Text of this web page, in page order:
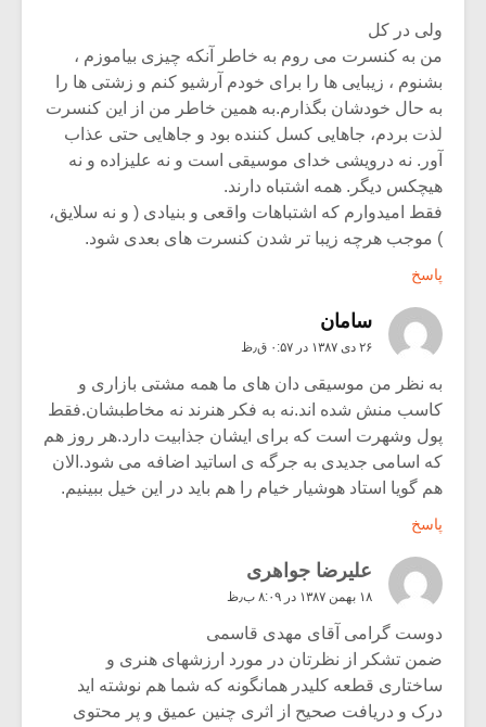
ولی در کل
من به کنسرت می روم به خاطر آنکه چیزی بیاموزم ،
بشنوم ، زیبایی ها را برای خودم آرشیو کنم و زشتی ها را
به حال خودشان بگذارم.به همین خاطر من از این کنسرت
لذت بردم، جاهایی کسل کننده بود و جاهایی حتی عذاب
آور. نه درویشی خدای موسیقی است و نه علیزاده و نه
هیچکس دیگر. همه اشتباه دارند.
فقط امیدوارم که اشتباهات واقعی و بنیادی ( و نه سلایق،
) موجب هرچه زیبا تر شدن کنسرت های بعدی شود.
پاسخ
سامان
۲۶ دی ۱۳۸۷ در ۰:۵۷ ق٫ظ
به نظر من موسیقی دان های ما همه مشتی بازاری و
کاسب منش شده اند.نه به فکر هنرند نه مخاطبشان.فقط
پول وشهرت است که برای ایشان جذابیت دارد.هر روز هم
که اسامی جدیدی به جرگه ی اساتید اضافه می شود.الان
هم گویا استاد هوشیار خیام را هم باید در این خیل ببینیم.
پاسخ
علیرضا جواهری
۱۸ بهمن ۱۳۸۷ در ۸:۰۹ ب٫ظ
دوست گرامی آقای مهدی قاسمی
ضمن تشکر از نظرتان در مورد ارزشهای هنری و
ساختاری قطعه کلیدر همانگونه که شما هم نوشته اید
درک و دریافت صحیح از اثری چنین عمیق و پر محتوی